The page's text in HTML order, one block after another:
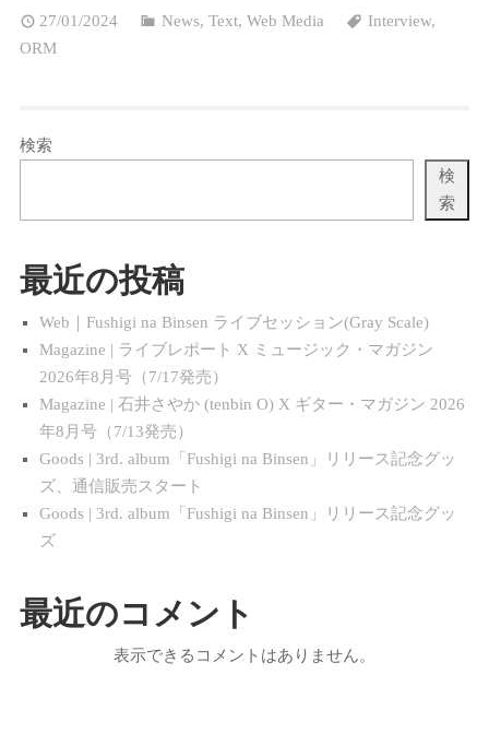
27/01/2024 News, Text, Web Media Interview,
ORM
検索
検
索
最近の投稿
Web｜Fushigi na Binsen ライブセッション(Gray Scale)
Magazine | ライブレポート X ミュージック・マガジン
2026年8月号（7/17発売）
Magazine | 石井さやか (tenbin O) X ギター・マガジン 2026
年8月号（7/13発売）
Goods | 3rd. album「Fushigi na Binsen」リリース記念グッ
ズ、通信販売スタート
Goods | 3rd. album「Fushigi na Binsen」リリース記念グッ
ズ
最近のコメント
表示できるコメントはありません。